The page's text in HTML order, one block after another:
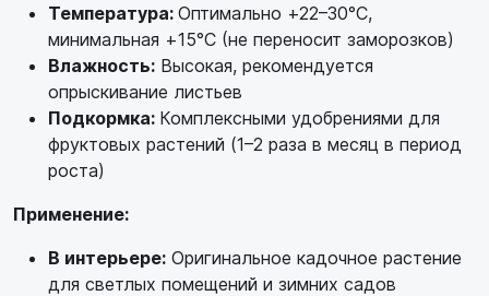
Температура: Оптимально +22–30°C,
минимальная +15°C (не переносит заморозков)
Влажность: Высокая, рекомендуется
опрыскивание листьев
Подкормка: Комплексными удобрениями для
фруктовых растений (1–2 раза в месяц в период
роста)
Применение:
В интерьере: Оригинальное кадочное растение
для светлых помещений и зимних садов